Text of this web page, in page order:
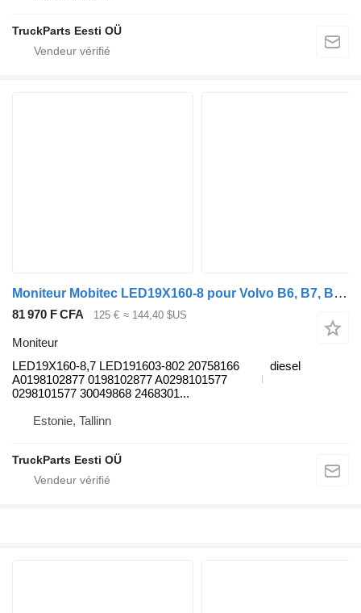
TruckParts Eesti OÜ
Moniteur Mobitec LED19X160-8 pour Volvo B6, B7, B9, B10, B12 bus (1978-2011)
81 970 F CFA 125 € ≈ 144,40 $US
Moniteur
LED19X160-8,7 LED191603-802 20758166
A0198102877 0198102877 A0298101577
0298101577 30049868 2468301...
diesel
Estonie, Tallinn
TruckParts Eesti OÜ